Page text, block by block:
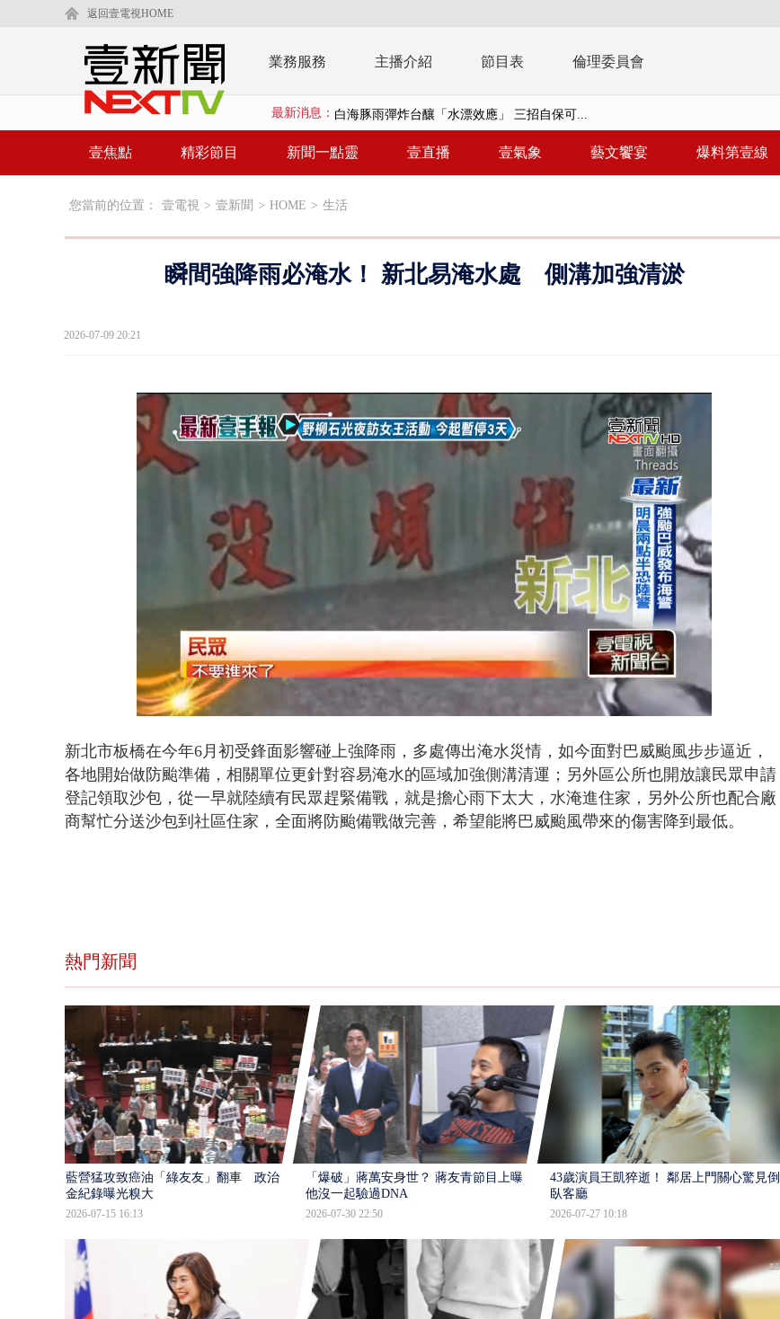
返回壹電視HOME
業務服務 主播介紹 節目表 倫理委員會
最新消息： 白海豚雨彈炸台釀「水漂效應」 三招自保可...
壹氣象／西北太平洋「三颱共舞」 昌鴻、琵...
白海豚沒放假惹怨 蔣萬安挨轟稱「沒發陸警...
大貨車疲駕又吸毒逆向撞 小客車被撞爛駕駛...
壹焦點 精彩節目 新聞一點靈 壹直播 壹氣象 藝文饗宴 爆料第壹線
您當前的位置： 壹電視 > 壹新聞 > HOME > 生活
瞬間強降雨必淹水！ 新北易淹水處 側溝加強清淤
2026-07-09 20:21
Unmute Loaded:
67.82%
新北市板橋在今年6月初受鋒面影響碰上強降雨，多處傳出淹水災情，如今面對巴威颱風步步逼近，
各地開始做防颱準備，相關單位更針對容易淹水的區域加強側溝清運；另外區公所也開放讓民眾申請
登記領取沙包，從一早就陸續有民眾趕緊備戰，就是擔心雨下太大，水淹進住家，另外公所也配合廠
商幫忙分送沙包到社區住家，全面將防颱備戰做完善，希望能將巴威颱風帶來的傷害降到最低。
熱門新聞
藍營猛攻致癌油「綠友友」翻車 政治獻
金紀錄曝光糗大
2026-07-15 16:13
「爆破」蔣萬安身世？ 蔣友青節目上曝：
他沒一起驗過DNA
2026-07-30 22:50
43歲演員王凱猝逝！ 鄰居上門關心驚見倒
臥客廳
2026-07-27 10:18